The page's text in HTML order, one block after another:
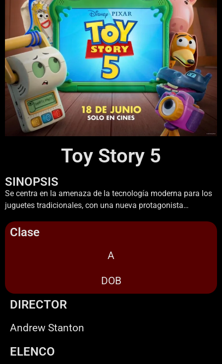
Toy Story 5
SINOPSIS
Se centra en la amenaza de la tecnología moderna para los
juguetes tradicionales, con una nueva protagonista…
Clase
A
DOB
DIRECTOR
Andrew Stanton
ELENCO